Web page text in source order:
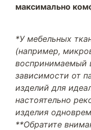
максимально
*У мебельных
(например,
воспринимаемый
зависимости от
изделий для
настоятельно
изделия
**Обратите